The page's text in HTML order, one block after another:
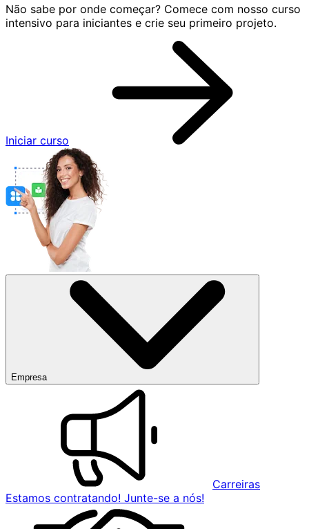
Não sabe por onde começar? Comece com nosso curso
intensivo para iniciantes e crie seu primeiro projeto.
Iniciar curso
Empresa
Carreiras
Estamos contratando! Junte-se a nós!